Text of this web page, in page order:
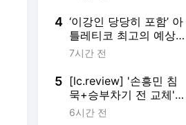
4 ‘이강인 당당히 포함’ 아
틀레티코 최고의 예상
베스트11 공개…한국서
앞'
7시간 전
5 [lc.review] '손흥민 침
묵+승부차기 전 교체'
LAFC 십년감수...과달라
6시간 전